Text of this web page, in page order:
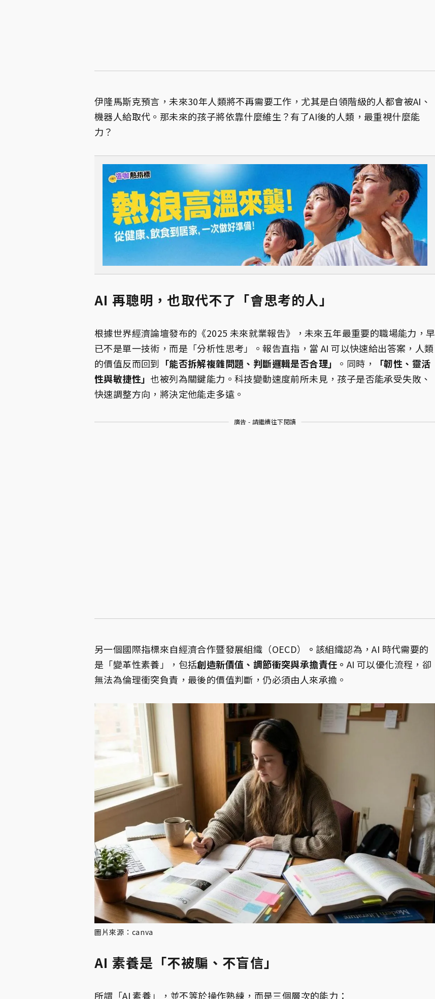
伊隆馬斯克預言，未來30年人類將不再需要工作，尤其是白領階級的人都會被AI、
機器人給取代。那未來的孩子將依靠什麼維生？有了AI後的人類，最重視什麼能
力？
AI 再聰明，也取代不了「會思考的人」
根據世界經濟論壇發布的《2025 未來就業報告》，未來五年最重要的職場能力，早
已不是單一技術，而是「分析性思考」。報告直指，當 AI 可以快速給出答案，人類
的價值反而回到 「能否拆解複雜問題、判斷邏輯是否合理」 。同時，
「韌性、靈活
性與敏捷性」也被列為關鍵能力。科技變動速度前所未見，孩子是否能承受失敗、
快速調整方向，將決定他能走多遠。
廣告 - 請繼續往下閱讀
另一個國際指標來自經濟合作暨發展組織（OECD） 。 該組織認為，AI 時代需要的
是「變革性素養」，包括創造新價值、調節衝突與承擔責任。 AI 可以優化流程，卻
無法為倫理衝突負責，最後的價值判斷，仍必須由人來承擔。
圖片來源：canva
AI 素養是「不被騙、不盲信」
所謂「AI 素養」，並不等於操作熟練，而是三個層次的能力：